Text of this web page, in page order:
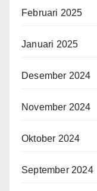
Februari 2025
Januari 2025
Desember 2024
November 2024
Oktober 2024
September 2024